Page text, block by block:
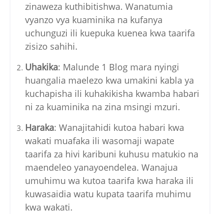
zinaweza kuthibitishwa. Wanatumia
vyanzo vya kuaminika na kufanya
uchunguzi ili kuepuka kuenea kwa taarifa
zisizo sahihi.
Uhakika: Malunde 1 Blog mara nyingi
huangalia maelezo kwa umakini kabla ya
kuchapisha ili kuhakikisha kwamba habari
ni za kuaminika na zina msingi mzuri.
Haraka: Wanajitahidi kutoa habari kwa
wakati muafaka ili wasomaji wapate
taarifa za hivi karibuni kuhusu matukio na
maendeleo yanayoendelea. Wanajua
umuhimu wa kutoa taarifa kwa haraka ili
kuwasaidia watu kupata taarifa muhimu
kwa wakati.